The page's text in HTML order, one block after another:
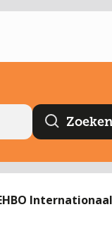
Internationaal